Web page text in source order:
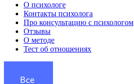
О психологе
Контакты психолога
Про консультацию с психологом
Отзывы
О методе
Тест об отношениях